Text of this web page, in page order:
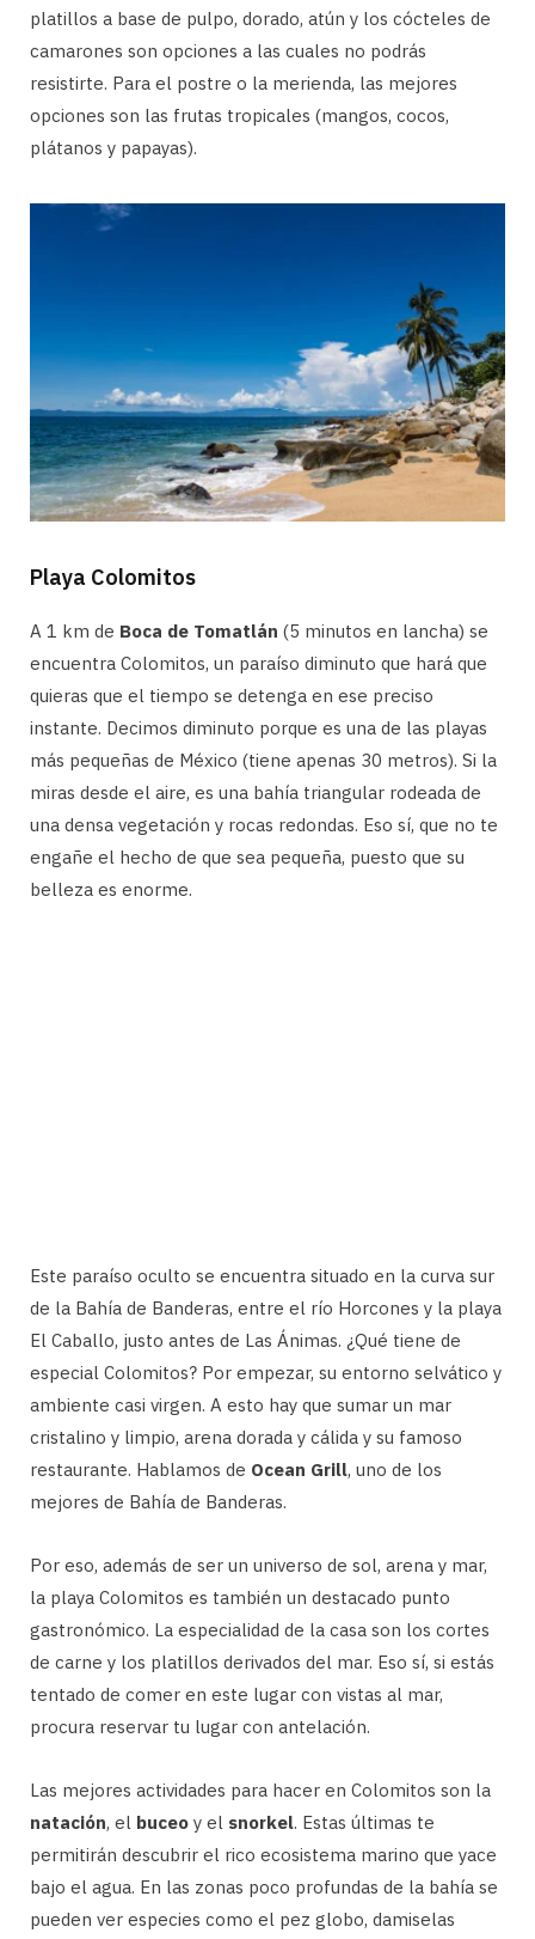
platillos a base de pulpo, dorado, atún y los cócteles de
camarones son opciones a las cuales no podrás
resistirte. Para el postre o la merienda, las mejores
opciones son las frutas tropicales (mangos, cocos,
plátanos y papayas).
Playa Colomitos
A 1 km de Boca de Tomatlán (5 minutos en lancha) se
encuentra Colomitos, un paraíso diminuto que hará que
quieras que el tiempo se detenga en ese preciso
instante. Decimos diminuto porque es una de las playas
más pequeñas de México (tiene apenas 30 metros). Si la
miras desde el aire, es una bahía triangular rodeada de
una densa vegetación y rocas redondas. Eso sí, que no te
engañe el hecho de que sea pequeña, puesto que su
belleza es enorme.
Este paraíso oculto se encuentra situado en la curva sur
de la Bahía de Banderas, entre el río Horcones y la playa
El Caballo, justo antes de Las Ánimas. ¿Qué tiene de
especial Colomitos? Por empezar, su entorno selvático y
ambiente casi virgen. A esto hay que sumar un mar
cristalino y limpio, arena dorada y cálida y su famoso
restaurante. Hablamos de Ocean Grill, uno de los
mejores de Bahía de Banderas.
Por eso, además de ser un universo de sol, arena y mar,
la playa Colomitos es también un destacado punto
gastronómico. La especialidad de la casa son los cortes
de carne y los platillos derivados del mar. Eso sí, si estás
tentado de comer en este lugar con vistas al mar,
procura reservar tu lugar con antelación.
Las mejores actividades para hacer en Colomitos son la
natación, el buceo y el snorkel. Estas últimas te
permitirán descubrir el rico ecosistema marino que yace
bajo el agua. En las zonas poco profundas de la bahía se
pueden ver especies como el pez globo, damiselas